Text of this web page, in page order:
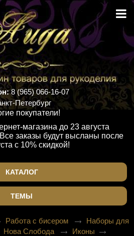
8 (965) 066-16-07
Петербург
покупатели!
магазина до 23 августа
заказы будут высланы после
с 10% скидкой!
КАТАЛОГ
ТЕМЫ
Работа с бисером
Наборы для
Нова Слобода
Иконы